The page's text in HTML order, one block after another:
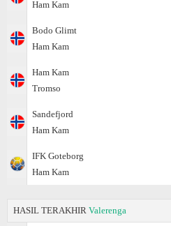
Ham Kam
Bodo Glimt
Ham Kam
Ham Kam
Tromso
Sandefjord
Ham Kam
IFK Goteborg
Ham Kam
HASIL TERAKHIR Valerenga